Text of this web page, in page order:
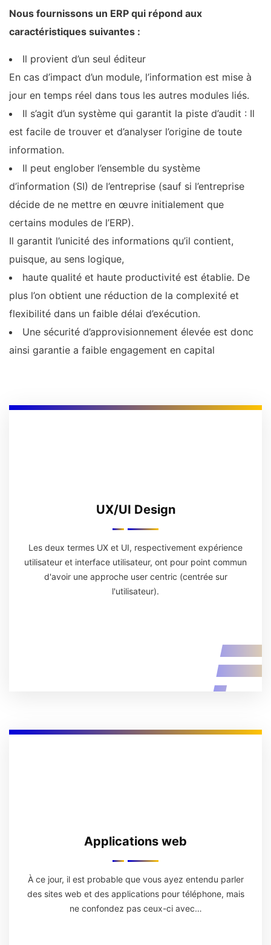
Nous fournissons un ERP qui répond aux
caractéristiques suivantes :
Il provient d’un seul éditeur
En cas d’impact d’un module, l’information est mise à
jour en temps réel dans tous les autres modules liés.
Il s’agit d’un système qui garantit la piste d’audit : Il
est facile de trouver et d’analyser l’origine de toute
information.
Il peut englober l’ensemble du système
d’information (SI) de l’entreprise (sauf si l’entreprise
décide de ne mettre en œuvre initialement que
certains modules de l’ERP).
Il garantit l’unicité des informations qu’il contient,
puisque, au sens logique,
haute qualité et haute productivité est établie. De
plus l’on obtient une réduction de la complexité et
flexibilité dans un faible délai d’exécution.
Une sécurité d’approvisionnement élevée est donc
ainsi garantie a faible engagement en capital
UX/UI Design
Les deux termes UX et UI, respectivement expérience
utilisateur et interface utilisateur, ont pour point commun
d'avoir une approche user centric (centrée sur
l'utilisateur).
Applications web
À ce jour, il est probable que vous ayez entendu parler
des sites web et des applications pour téléphone, mais
ne confondez pas ceux-ci avec…